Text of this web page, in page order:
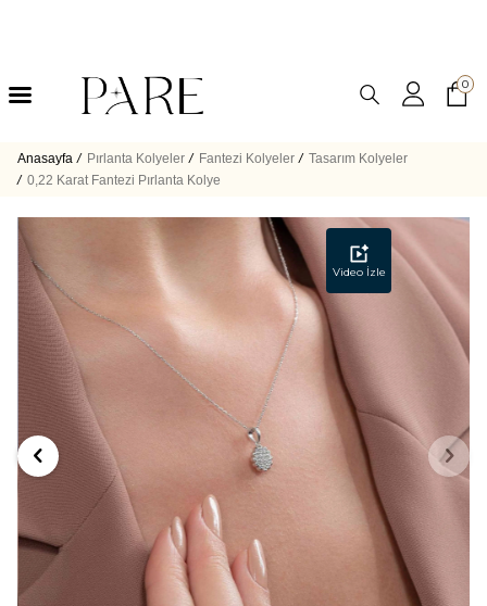
0
Anasayfa / Pırlanta Kolyeler / Fantezi Kolyeler / Tasarım Kolyeler
/ 0,22 Karat Fantezi Pırlanta Kolye
Video İzle